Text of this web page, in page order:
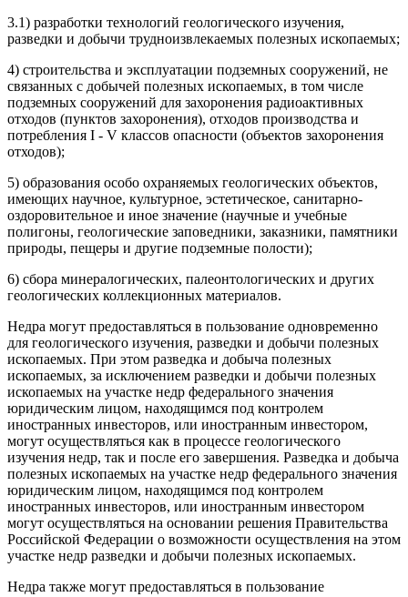
3.1) разработки технологий геологического изучения,
разведки и добычи трудноизвлекаемых полезных ископаемых;
4) строительства и эксплуатации подземных сооружений, не
связанных с добычей полезных ископаемых, в том числе
подземных сооружений для захоронения радиоактивных
отходов (пунктов захоронения), отходов производства и
потребления I - V классов опасности (объектов захоронения
отходов);
5) образования особо охраняемых геологических объектов,
имеющих научное, культурное, эстетическое, санитарно-
оздоровительное и иное значение (научные и учебные
полигоны, геологические заповедники, заказники, памятники
природы, пещеры и другие подземные полости);
6) сбора минералогических, палеонтологических и других
геологических коллекционных материалов.
Недра могут предоставляться в пользование одновременно
для геологического изучения, разведки и добычи полезных
ископаемых. При этом разведка и добыча полезных
ископаемых, за исключением разведки и добычи полезных
ископаемых на участке недр федерального значения
юридическим лицом, находящимся под контролем
иностранных инвесторов, или иностранным инвестором,
могут осуществляться как в процессе геологического
изучения недр, так и после его завершения. Разведка и добыча
полезных ископаемых на участке недр федерального значения
юридическим лицом, находящимся под контролем
иностранных инвесторов, или иностранным инвестором
могут осуществляться на основании решения Правительства
Российской Федерации о возможности осуществления на этом
участке недр разведки и добычи полезных ископаемых.
Недра также могут предоставляться в пользование